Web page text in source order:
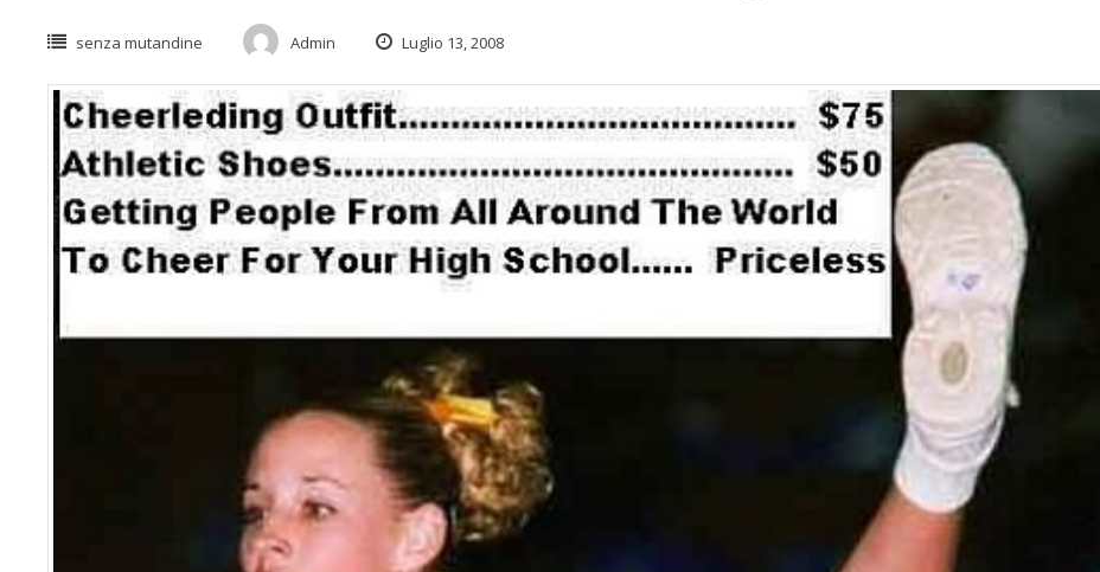
senza mutandine Admin Luglio 13, 2008